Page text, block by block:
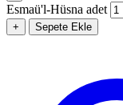
Esmaü'l-Hüsna adet
+ Sepete Ekle